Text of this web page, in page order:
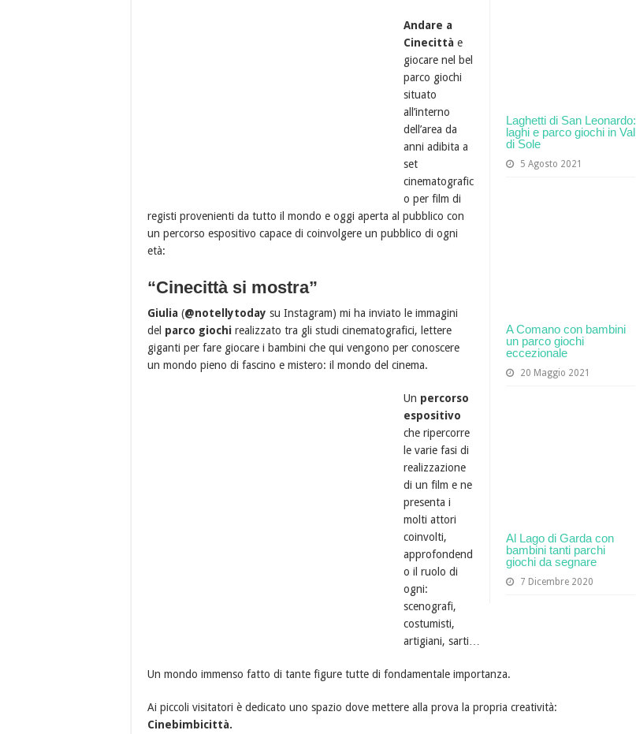
Laghetti di San Leonardo:
laghi e parco giochi in Val
di Sole
5 Agosto 2021
A Comano con bambini
un parco giochi
eccezionale
20 Maggio 2021
Al Lago di Garda con
bambini tanti parchi
giochi da segnare
7 Dicembre 2020
Andare a
Cinecittà e
giocare nel bel
parco giochi
situato
all’interno
dell’area da
anni adibita a
set
cinematografic
o per film di
registi provenienti da tutto il mondo e oggi aperta al pubblico con
un percorso espositivo capace di coinvolgere un pubblico di ogni
età:
“Cinecittà si mostra”
Giulia (@notellytoday su Instagram) mi ha inviato le immagini
del parco giochi realizzato tra gli studi cinematografici, lettere
giganti per fare giocare i bambini che qui vengono per conoscere
un mondo pieno di fascino e mistero: il mondo del cinema.
Un percorso
espositivo
che ripercorre
le varie fasi di
realizzazione
di un film e ne
presenta i
molti attori
coinvolti,
approfondend
o il ruolo di
ogni:
scenografi,
costumisti,
artigiani, sarti…
Un mondo immenso fatto di tante figure tutte di fondamentale importanza.
Ai piccoli visitatori è dedicato uno spazio dove mettere alla prova la propria creatività:
Cinebimbicittà.